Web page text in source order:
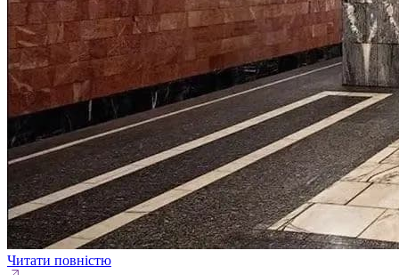
Читати повністю